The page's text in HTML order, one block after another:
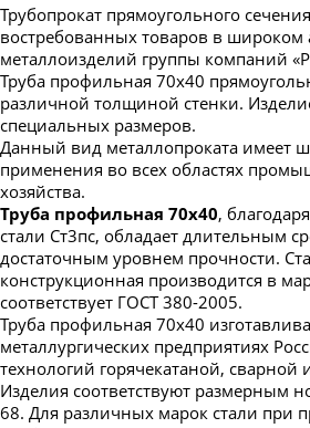
Труба профильная 160х140
Труба профильная 180х60
Труба профильная 180х80
Труба профильная 180х100
Труба профильная 180х120
Труба профильная 180х125
Труба профильная 180х140
Труба профильная 200х100
Труба профильная 200х120
Труба профильная 200х160
Труба профильная 220х100
Труба профильная 230х100
Труба профильная 240х120
Трубопрокат прямоугольного
востребованных товаров в широком
металлоизделий группы компаний
Труба профильная 70х40
различной толщиной стенки.
специальных размеров.
Данный вид металлопроката имеет
применения во всех областях
хозяйства.
Труба профильная 70х40,
стали Ст3пс, обладает длительным
достаточным уровнем прочности.
конструкционная производится в
соответствует ГОСТ 380-2005.
Труба профильная 70х40
металлургических предприятиях
технологий горячекатаной, сварной
Изделия соответствуют размерным
68. Для различных марок стали при